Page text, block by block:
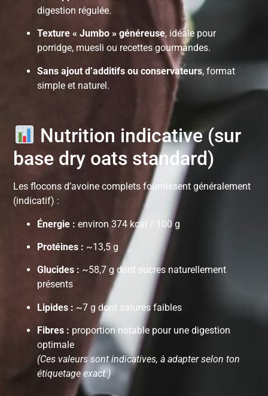
digestion régulée.
Texture « Jumbo » généreuse, idéale pour
porridge, muesli ou recettes gourmandes.
Sans ajout d’additifs ou conservateurs, format
simple et naturel.
Nutrition indicative (sur
base dry oats standard)
Les flocons d’avoine complets fournissent généralement
(indicatif) :
Énergie : environ 374 kcal / 100 g
Protéines : ~13,5 g
Glucides : ~58,7 g dont sucres naturellement
présents
Lipides : ~7 g dont saturés faibles
Fibres : proportion notable pour une digestion
optimale
(Ces valeurs sont indicatives, à adapter selon ton
étiquetage exact.)